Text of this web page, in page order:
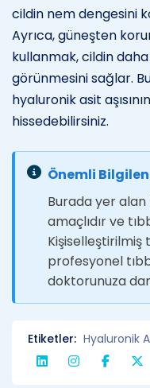
cildin nem dengesini
Ayrıca, güneşten
kullanmak, cildin daha
görünmesini sağlar.
hyaluronik asit
hissedebilirsiniz.
Önemli
Burada yer
amaçlıdır ve
Kişiselleştirilmiş
profesyonel
doktorunuza
Etiketler: Hyaluronik